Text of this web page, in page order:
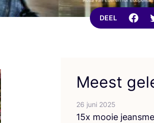
DEEL
Meest
26 juni 2025
15x mooie